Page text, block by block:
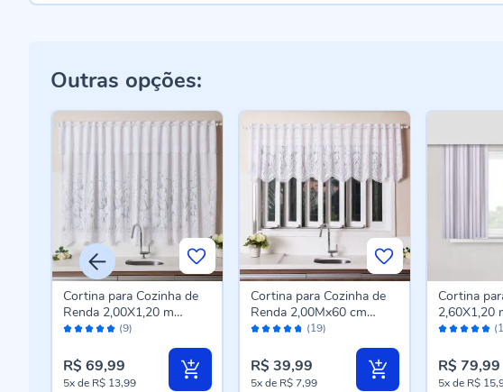
Outras opções:
Avaliação: (9)
Cortina para Cozinha de
Renda 2,00X1,20 m
Havan Casa - Branco
R$ 69,99
5xde R$ 13,99
Avaliação: (19)
Cortina para Cozinha de
Renda 2,00Mx60 cm
Havan Casa - Tulipinhas
R$ 39,99
5xde R$ 7,99
Avaliação:
Cortina
2,60X1,20
Havan
R$ 79,99
5xde R$